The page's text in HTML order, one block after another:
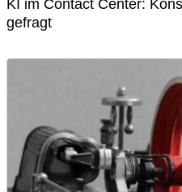
KI im Contact Center:
gefragt